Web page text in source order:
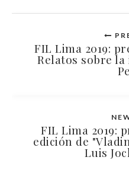
FIL Lima 2019:
Relatos sobre
FIL Lima 2019:
edición de
Luis